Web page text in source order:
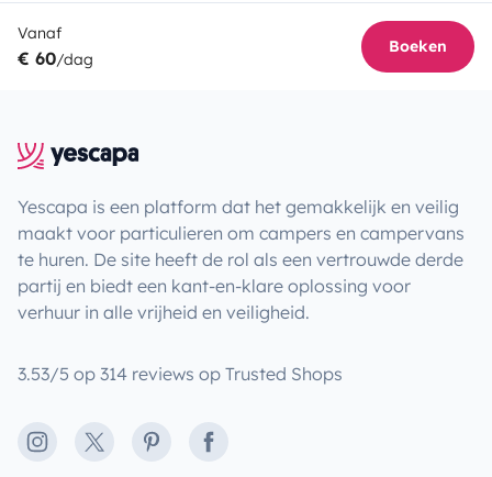
Vanaf
€ 60/dag
Boeken
Yescapa is een platform dat het gemakkelijk en veilig
maakt voor particulieren om campers en campervans
te huren. De site heeft de rol als een vertrouwde derde
partij en biedt een kant-en-klare oplossing voor
verhuur in alle vrijheid en veiligheid.
3.53/5 op 314 reviews op Trusted Shops
Instagram
X PinterestFacebook